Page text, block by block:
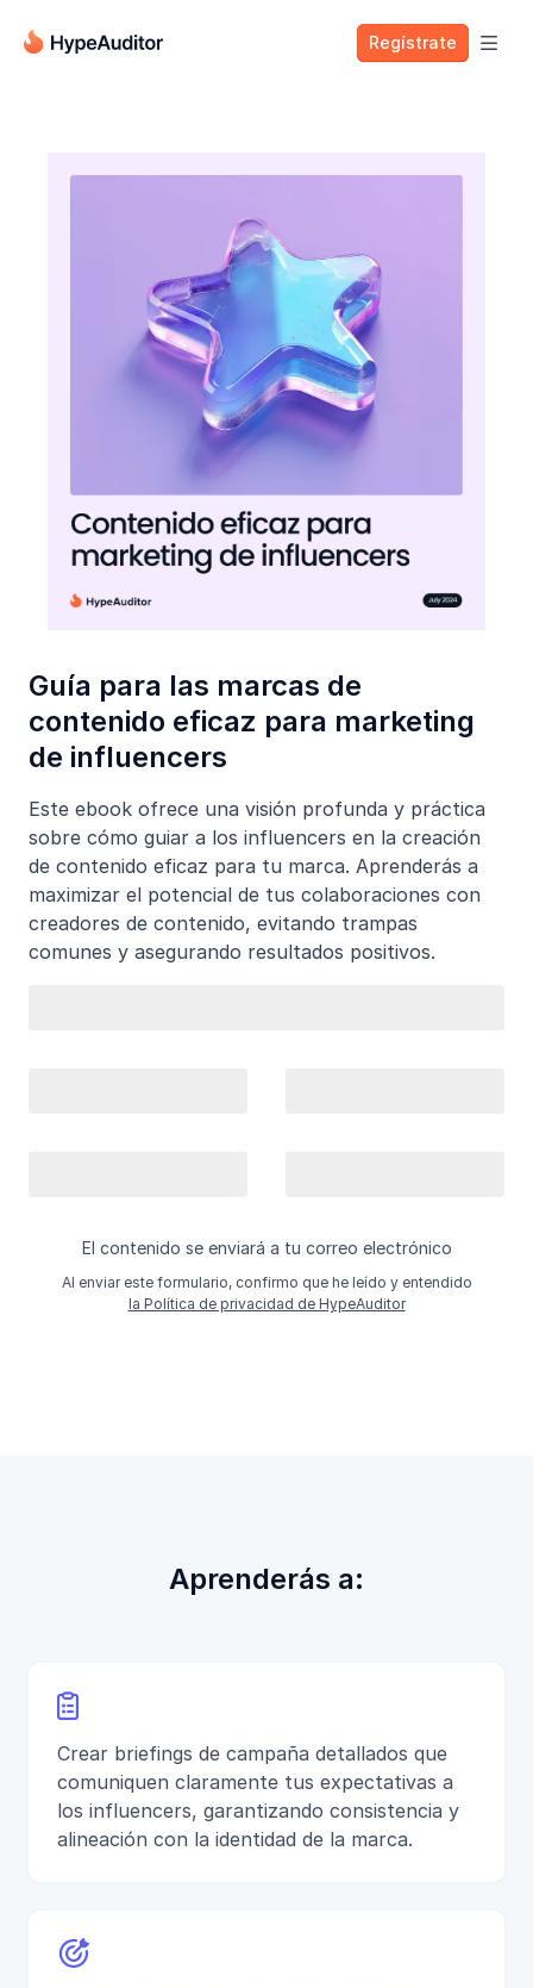
Regístrate 
Guía para las marcas de
contenido eficaz para marketing
de influencers
Este ebook ofrece una visión profunda y práctica
sobre cómo guiar a los influencers en la creación
de contenido eficaz para tu marca. Aprenderás a
maximizar el potencial de tus colaboraciones con
creadores de contenido, evitando trampas
comunes y asegurando resultados positivos.
El contenido se enviará a tu correo electrónico
Al enviar este formulario, confirmo que he leído y entendido
la Política de privacidad de HypeAuditor
Aprenderás a:

Crear briefings de campaña detallados que
comuniquen claramente tus expectativas a
los influencers, garantizando consistencia y
alineación con la identidad de la marca.
